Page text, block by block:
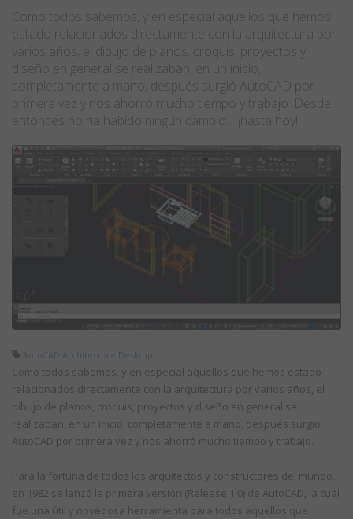
Como todos sabemos, y en especial aquellos que hemos
estado relacionados directamente con la arquitectura por
varios años, el dibujo de planos, croquis, proyectos y
diseño en general se realizaban, en un inicio,
completamente a mano, después surgió AutoCAD por
primera vez y nos ahorró mucho tiempo y trabajo. Desde
entonces no ha habido ningún cambio… ¡hasta hoy!
AutoCAD Architecture Desktop,
Como todos sabemos, y en especial aquellos que hemos estado
relacionados directamente con la arquitectura por varios años, el
dibujo de planos, croquis, proyectos y diseño en general se
realizaban, en un inicio, completamente a mano, después surgió
AutoCAD por primera vez y nos ahorró mucho tiempo y trabajo.
Para la fortuna de todos los arquitectos y constructores del mundo,
en 1982 se lanzó la primera versión (Release 1.0) de AutoCAD, la cual
fue una útil y novedosa herramienta para todos aquellos que